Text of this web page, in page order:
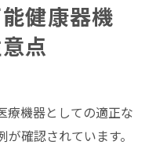
健康器機
点
療機器としての適正な
確認されています。